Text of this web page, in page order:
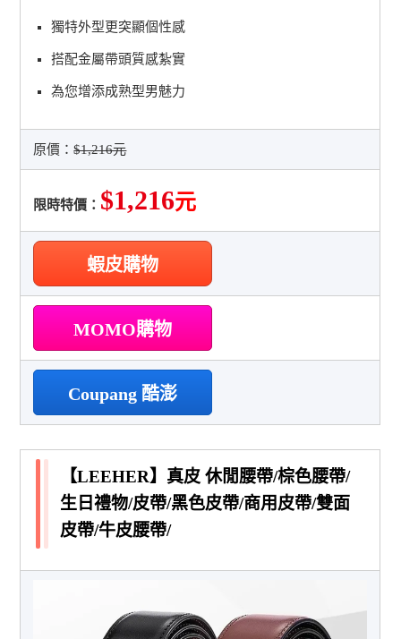
獨特外型更突顯個性感
搭配金屬帶頭質感紮實
為您增添成熟型男魅力
原價：$1,216元
限時特價： $1,216元
蝦皮購物
MOMO購物
Coupang 酷澎
【LEEHER】真皮 休閒腰帶/棕色腰帶/
生日禮物/皮帶/黑色皮帶/商用皮帶/雙面
皮帶/牛皮腰帶/